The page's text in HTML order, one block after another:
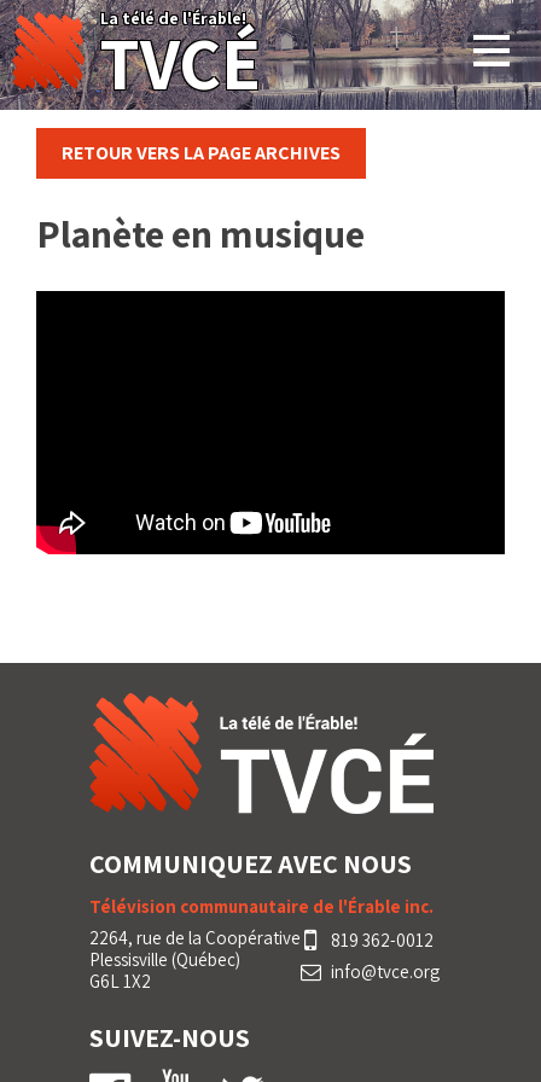
Skip
to
content
La télé de l'Érable!
TVCÉ
RETOUR VERS LA PAGE ARCHIVES
Planète en musique
COMMUNIQUEZ AVEC NOUS
Télévision communautaire de l'Érable inc.
2264, rue de la Coopérative
Plessisville (Québec)
G6L 1X2
819 362-0012
info@tvce.org
SUIVEZ-NOUS